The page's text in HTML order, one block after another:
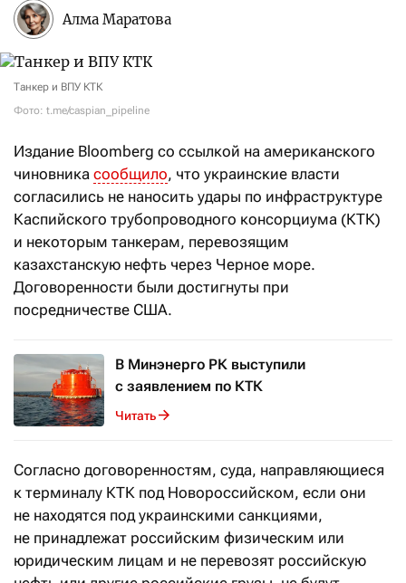
Алма Маратова
Танкер и ВПУ КТК
Фото: t.me/caspian_pipeline
Издание Bloomberg со ссылкой на американского
чиновника сообщило, что украинские власти
согласились не наносить удары по инфраструктуре
Каспийского трубопроводного консорциума (КТК)
и некоторым танкерам, перевозящим
казахстанскую нефть через Черное море.
Договоренности были достигнуты при
посредничестве США.
В Минэнерго РК выступили
с заявлением по КТК
Читать
Согласно договоренностям, суда, направляющиеся
к терминалу КТК под Новороссийском, если они
не находятся под украинскими санкциями,
не принадлежат российским физическим или
юридическим лицам и не перевозят российскую